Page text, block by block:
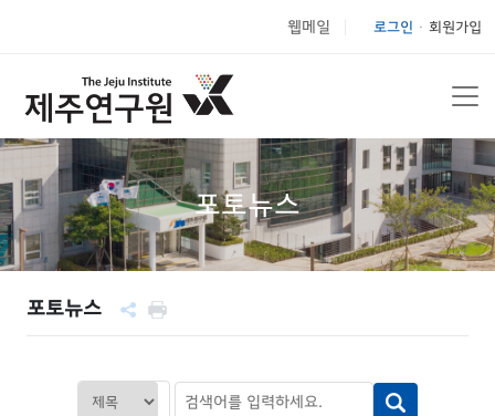
웹메일 로그인 회원가입
포토뉴스
포토뉴스